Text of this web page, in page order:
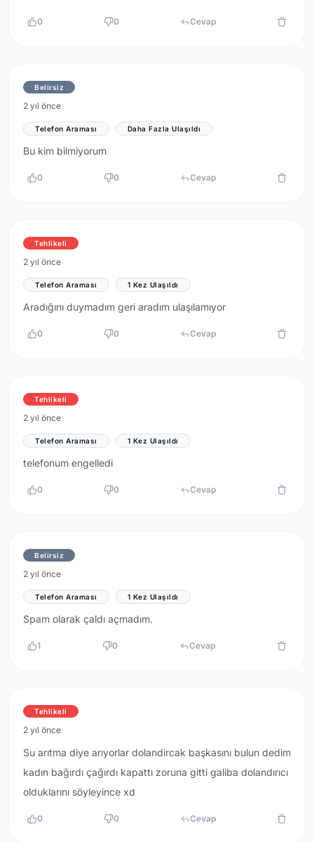
0 0 Cevap
Belirsiz
2 yıl önce
Telefon Araması Daha Fazla Ulaşıldı
Bu kim bilmiyorum
0 0 Cevap
Tehlikeli
2 yıl önce
Telefon Araması 1 Kez Ulaşıldı
Aradığını duymadım geri aradım ulaşılamıyor
0 0 Cevap
Tehlikeli
2 yıl önce
Telefon Araması 1 Kez Ulaşıldı
telefonum engelledi
0 0 Cevap
Belirsiz
2 yıl önce
Telefon Araması 1 Kez Ulaşıldı
Spam olarak çaldı açmadım.
1 0 Cevap
Tehlikeli
2 yıl önce
Su arıtma diye arıyorlar dolandircak başkasını bulun dedim
kadın bağırdı çağırdı kapattı zoruna gitti galiba dolandırıcı
olduklarını söyleyince xd
0 0 Cevap